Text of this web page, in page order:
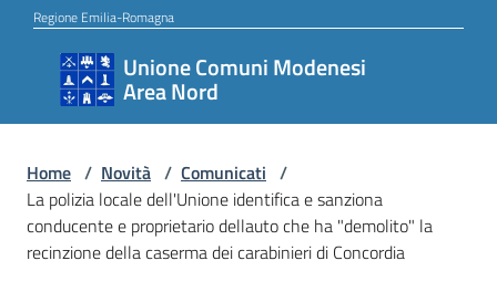
Vai al contenuto
Vai alla navigazione
Vai al footer
Regione Emilia-Romagna
Unione Comuni Modenesi
Area Nord
Unione
Comuni
Area
Nord
Home / Novità / Comunicati /
La polizia locale dell'Unione identifica e sanziona
conducente e proprietario dellauto che ha "demolito" la
recinzione della caserma dei carabinieri di Concordia